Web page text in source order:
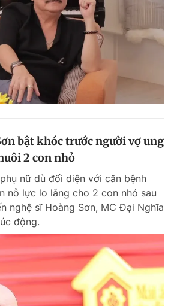
bật khóc trước người vợ ung
2 con nhỏ
nữ dù đối diện với căn bệnh
nỗ lực lo lắng cho 2 con nhỏ sau
nghệ sĩ Hoàng Sơn, MC Đại Nghĩa
động.